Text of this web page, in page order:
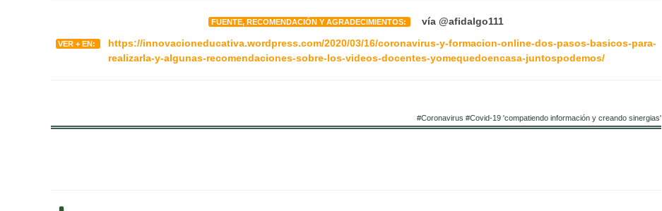
FUENTE, RECOMENDACIÓN Y AGRADECIMIENTOS: vía @afidalgo111
VER + EN:
https://innovacioneducativa.wordpress.com/2020/03/16/coronavirus-y-formacion-online-dos-pasos-basicos-para-
realizarla-y-algunas-recomendaciones-sobre-los-videos-docentes-yomequedoencasa-juntospodemos/
#Coronavirus #Covid-19 'compatiendo información y creando sinergias'